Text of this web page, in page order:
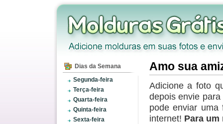
Dias da Semana
Segunda-feira
Terça-feira
Quarta-feira
Quinta-feira
Sexta-feira
Amo sua
Adicione a foto
depois envie
pode enviar
internet! Para